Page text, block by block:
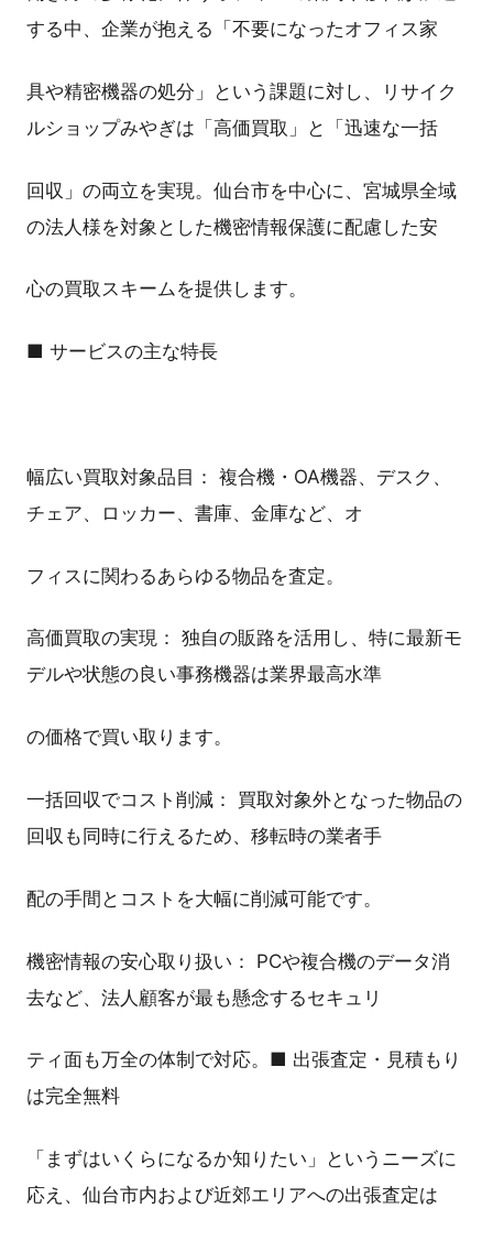
する中、企業が抱える「不要になったオフィス家
具や精密機器の処分」という課題に対し、リサイク
ルショップみやぎは「高価買取」と「迅速な一括
回収」の両立を実現。仙台市を中心に、宮城県全域
の法人様を対象とした機密情報保護に配慮した安
心の買取スキームを提供します。
■ サービスの主な特長
幅広い買取対象品目： 複合機・OA機器、デスク、
チェア、ロッカー、書庫、金庫など、オ
フィスに関わるあらゆる物品を査定。
高価買取の実現： 独自の販路を活用し、特に最新モ
デルや状態の良い事務機器は業界最高水準
の価格で買い取ります。
一括回収でコスト削減： 買取対象外となった物品の
回収も同時に行えるため、移転時の業者手
配の手間とコストを大幅に削減可能です。
機密情報の安心取り扱い： PCや複合機のデータ消
去など、法人顧客が最も懸念するセキュリ
ティ面も万全の体制で対応。■ 出張査定・見積もり
は完全無料
「まずはいくらになるか知りたい」というニーズに
応え、仙台市内および近郊エリアへの出張査定は